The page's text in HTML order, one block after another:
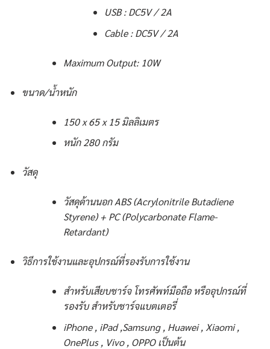
USB : DC5V / 2A
Cable : DC5V / 2A
Maximum Output: 10W
ขนาด/น้ำหนัก
150 x 65 x 15 มิลลิเมตร
หนัก 280 กรัม
วัสดุ
วัสดุด้านนอก ABS (Acrylonitrile Butadiene
Styrene) + PC (Polycarbonate Flame-
Retardant)
วิธีการใช้งานและอุปกรณ์ที่รองรับการใช้งาน
สำหรับเสียบชาร์จ โทรศัพท์มือถือ หรืออุปกรณ์ที่
รองรับ สำหรับชาร์จแบตเตอรี่
iPhone , iPad ,Samsung , Huawei , Xiaomi ,
OnePlus , Vivo , OPPO เป็นต้น